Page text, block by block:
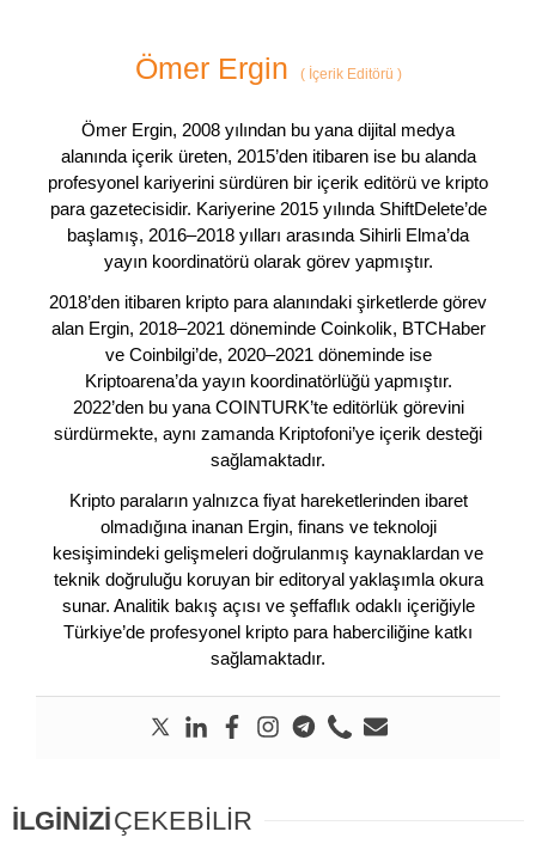
Ömer Ergin (İçerik Editörü )
Ömer Ergin, 2008 yılından bu yana dijital medya
alanında içerik üreten, 2015’den itibaren ise bu alanda
profesyonel kariyerini sürdüren bir içerik editörü ve kripto
para gazetecisidir. Kariyerine 2015 yılında ShiftDelete’de
başlamış, 2016–2018 yılları arasında Sihirli Elma’da
yayın koordinatörü olarak görev yapmıştır.
2018’den itibaren kripto para alanındaki şirketlerde görev
alan Ergin, 2018–2021 döneminde Coinkolik, BTCHaber
ve Coinbilgi’de, 2020–2021 döneminde ise
Kriptoarena’da yayın koordinatörlüğü yapmıştır.
2022’den bu yana COINTURK’te editörlük görevini
sürdürmekte, aynı zamanda Kriptofoni’ye içerik desteği
sağlamaktadır.
Kripto paraların yalnızca fiyat hareketlerinden ibaret
olmadığına inanan Ergin, finans ve teknoloji
kesişimindeki gelişmeleri doğrulanmış kaynaklardan ve
teknik doğruluğu koruyan bir editoryal yaklaşımla okura
sunar. Analitik bakış açısı ve şeffaflık odaklı içeriğiyle
Türkiye’de profesyonel kripto para haberciliğine katkı
sağlamaktadır.
İLGİNİZİÇEKEBİLİR